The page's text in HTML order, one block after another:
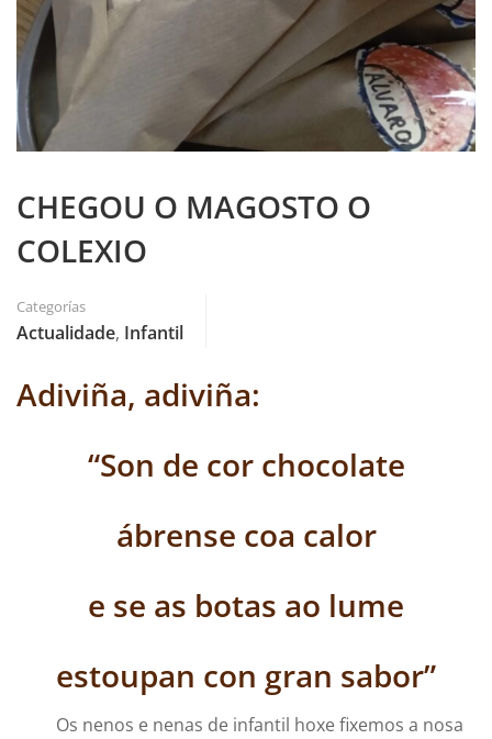
CHEGOU O MAGOSTO O
COLEXIO
Categorías
Actualidade, Infantil
Adiviña, adiviña:
“Son de cor chocolate
ábrense coa calor
e se as botas ao lume
estoupan con gran sabor”
Os nenos e nenas de infantil hoxe fixemos a nosa